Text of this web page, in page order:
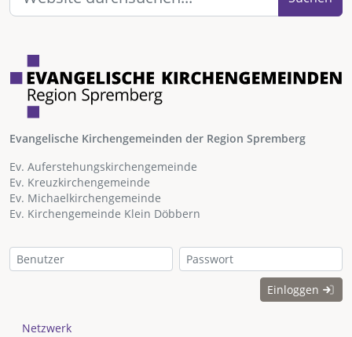
Evangelische Kirchengemeinden der Region Spremberg
Ev. Auferstehungskirchengemeinde
Ev. Kreuzkirchengemeinde
Ev. Michaelkirchengemeinde
Ev. Kirchengemeinde Klein Döbbern
Einloggen
Netzwerk